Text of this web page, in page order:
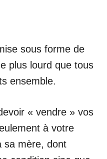
sous forme de
plus lourd que tous
ensemble.
« vendre » vos
à votre
sa mère, dont